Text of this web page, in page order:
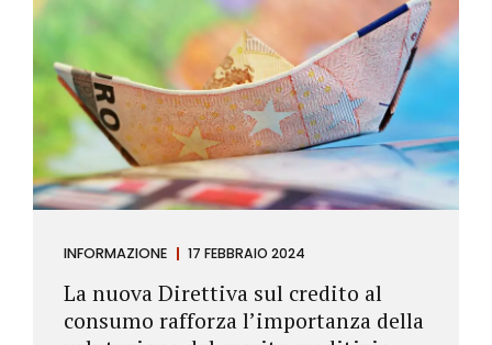
INFORMAZIONE 17 FEBBRAIO 2024
La nuova Direttiva sul credito al
consumo rafforza l’importanza della